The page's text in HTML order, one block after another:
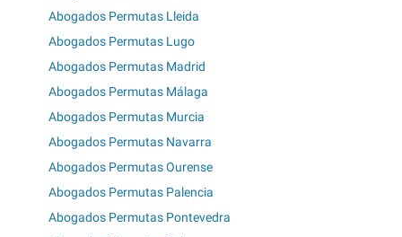
Abogados Permutas Lleida
Abogados Permutas Lugo
Abogados Permutas Madrid
Abogados Permutas Málaga
Abogados Permutas Murcia
Abogados Permutas Navarra
Abogados Permutas Ourense
Abogados Permutas Palencia
Abogados Permutas Pontevedra